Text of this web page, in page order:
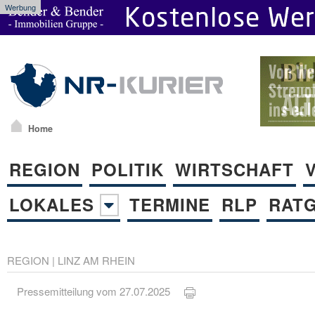
Werbung
Home
REGION POLITIK WIRTSCHAFT
LOKALES
TERMINE RLP
REGION | LINZ AM RHEIN
Pressemitteilung vom 27.07.2025